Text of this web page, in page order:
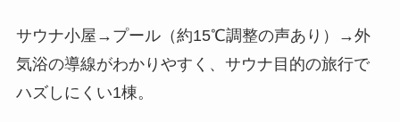
サウナ小屋→プール（約15℃調整の声あり）→外
気浴の導線がわかりやすく、サウナ目的の旅行で
ハズしにくい1棟。